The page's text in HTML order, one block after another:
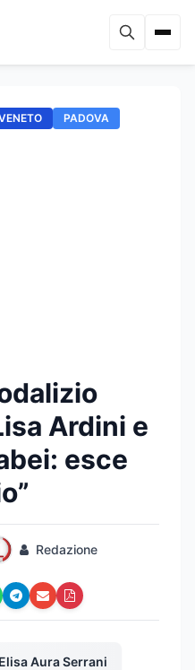
PADOVA
Ardini e
esce
Redazione
Elisa Aura Serrani